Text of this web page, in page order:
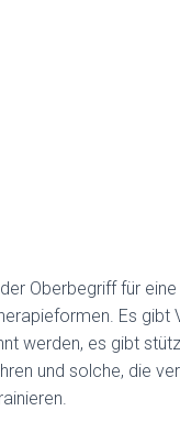
Oberbegriff für eine
Es gibt
werden, es gibt
und solche, die